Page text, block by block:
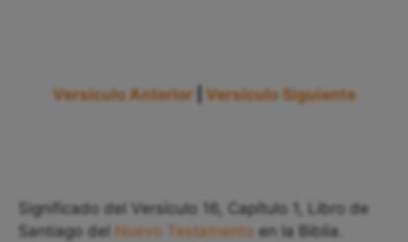
Versículo Anterior Versículo Siguiente
Significado del Versículo 16, Capítulo 1, Libro de
Santiago del Nuevo Testamento en la Biblia.